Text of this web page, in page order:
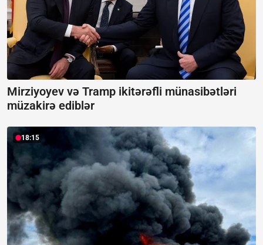
Mirziyoyev və Tramp ikitərəfli münasibətləri
müzakirə ediblər
18:15